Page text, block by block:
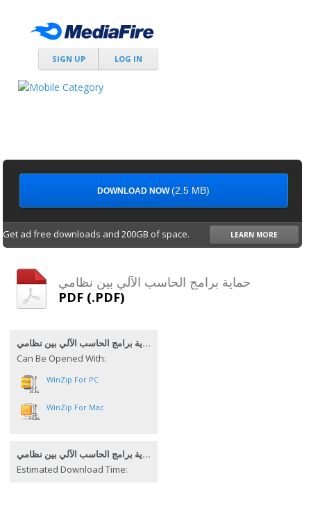
SIGN UP LOG IN
Get ad free downloads and 200GB of space. LEARN MORE
حماية برامج الحاسب الآلي بين نظامي
PDF (.PDF)
حماية برامج الحاسب الآلي بين نظامي
Can Be Opened With:
WinZip For PC
WinZip For Mac
حماية برامج الحاسب الآلي بين نظامي
Estimated Download Time:
DOWNLOAD NOW(2.5 MB)